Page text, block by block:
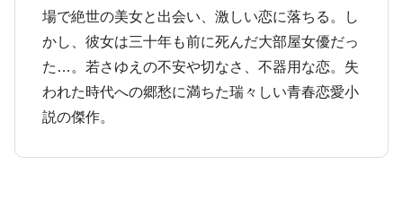
場で絶世の美女と出会い、激しい恋に落ちる。し
かし、彼女は三十年も前に死んだ大部屋女優だっ
た…。若さゆえの不安や切なさ、不器用な恋。失
われた時代への郷愁に満ちた瑞々しい青春恋愛小
説の傑作。